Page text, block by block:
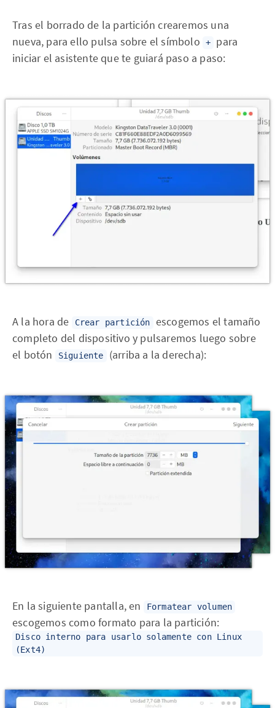
Tras el borrado de la partición crearemos una
nueva, para ello pulsa sobre el símbolo
+
para
iniciar el asistente que te guiará paso a paso:
A la hora de Crear partición
escogemos el tamaño
completo del dispositivo y pulsaremos luego sobre
el botón
Siguiente (arriba a la derecha):
En la siguiente pantalla, en Formatear volumen
escogemos como formato para la partición:
Disco interno para usarlo solamente con Linux
(Ext4)